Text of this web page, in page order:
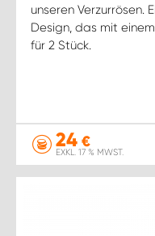
unseren Verzurrösen.
Design, das mit
für 2 Stück.
24 €
EXKL. 17 % MWST.